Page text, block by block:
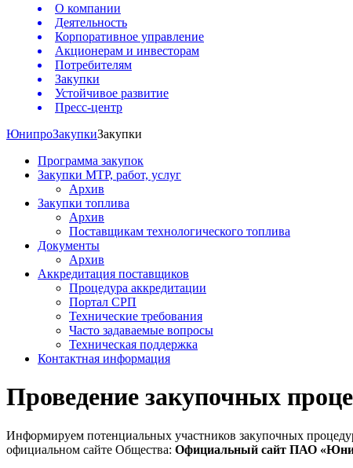
О компании
Деятельность
Корпоративное управление
Акционерам и инвесторам
Потребителям
Закупки
Устойчивое развитие
Пресс-центр
ЮнипроЗакупкиЗакупки
Программа закупок
Закупки МТР, работ, услуг
Архив
Закупки топлива
Архив
Поставщикам технологического топлива
Документы
Архив
Аккредитация поставщиков
Процедура аккредитации
Портал СРП
Технические требования
Часто задаваемые вопросы
Техническая поддержка
Контактная информация
Проведение закупочных
Информируем потенциальных участников закупочных
официальном сайте Общества: Официальный сайт ПАО